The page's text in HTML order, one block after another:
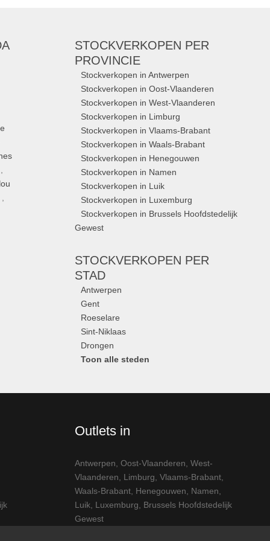
STOCKVERKOPEN PER
PROVINCIE
Stockverkopen in Antwerpen
Stockverkopen in Oost-Vlaanderen
Stockverkopen in West-Vlaanderen
Stockverkopen in Limburg
Stockverkopen in Vlaams-Brabant
Stockverkopen in Waals-Brabant
Stockverkopen in Henegouwen
Stockverkopen in Namen
Stockverkopen in Luik
Stockverkopen in Luxemburg
Stockverkopen in Brussels Hoofdstedelijk
Gewest
STOCKVERKOPEN PER
STAD
Antwerpen
Gent
Roeselare
Sint-Niklaas
Drongen
Toon alle steden
Outlets in
Antwerpen ,Oost-Vlaanderen ,West-
Vlaanderen
Limburg ,Vlaams-Brabant
Waals-Brabant Henegouwen Namen
Luik Luxemburg
Brussels Hoofdstedelijk
Gewest